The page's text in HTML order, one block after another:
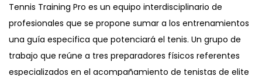
Tennis Training Pro es un equipo interdisciplinario de
profesionales que se propone sumar a los entrenamientos
una guía especifica que potenciará el tenis. Un grupo de
trabajo que reúne a tres preparadores físicos referentes
especializados en el acompañamiento de tenistas de elite